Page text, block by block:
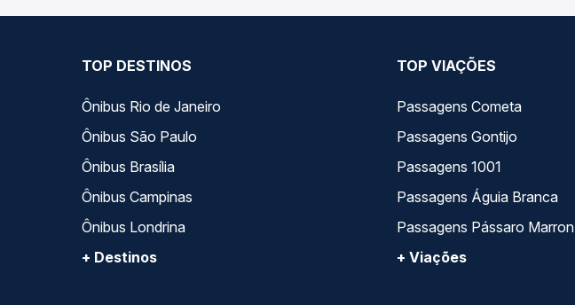
TOP DESTINOS
Ônibus Rio de Janeiro
Ônibus São Paulo
Ônibus Brasília
Ônibus Campinas
Ônibus Londrina
+ Destinos
TOP VIAÇÕES
Passagens Cometa
Passagens Gontijo
Passagens 1001
Passagens Águia Branca
Passagens Pássaro Marron
+ Viações